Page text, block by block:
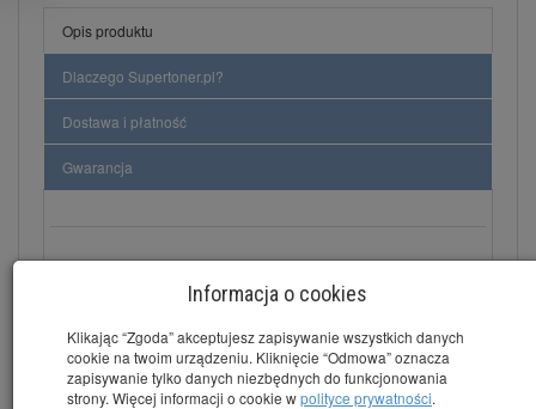
Opis produktu
Dlaczego Supertoner.pl?
Dostawa i płatność
Gwarancja
Wydajność
8.000 stron
Kolor
Black (Czarny)
Informacja o cookies
Klikając “Zgoda” akceptujesz zapisywanie wszystkich danych
cookie na twoim urządzeniu. Kliknięcie “Odmowa” oznacza
zapisywanie tylko danych niezbędnych do funkcjonowania
strony. Więcej informacji o cookie wpolityce prywatności.